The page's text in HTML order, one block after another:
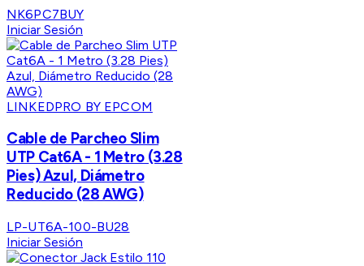
NK6PC7BUY
Iniciar Sesión
LINKEDPRO BY EPCOM
Cable de Parcheo Slim
UTP Cat6A - 1 Metro (3.28
Pies) Azul, Diámetro
Reducido (28 AWG)
LP-UT6A-100-BU28
Iniciar Sesión